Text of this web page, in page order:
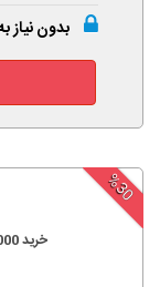
بدون نیاز
%30
خرید